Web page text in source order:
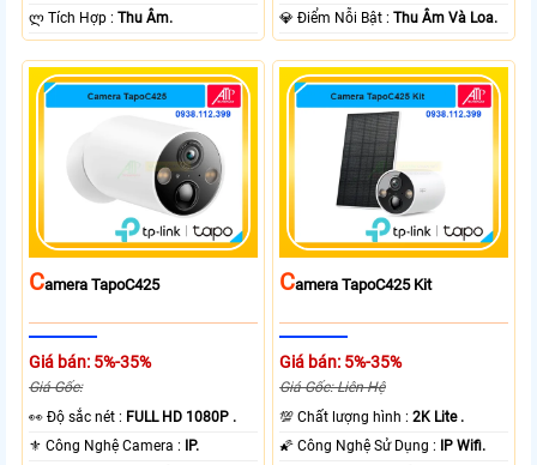
️ლ Tích Hợp :Thu Âm.
️💎 Điểm Nỗi Bật :Thu Âm Và Loa.
CAmera TapoC425
Giá bán: 5%-35%
Giá Gốc:
️👀 Độ sắc nét : FULL HD 1080P .
⚜️ Công Nghệ Camera :
IP.
CAmera TapoC425 Kit
Giá bán: 5%-35%
Giá Gốc: Liên Hệ
💯 Chất lượng hình :2K Lite .
🌠 Công Nghệ Sử Dụng :
IP Wifi.